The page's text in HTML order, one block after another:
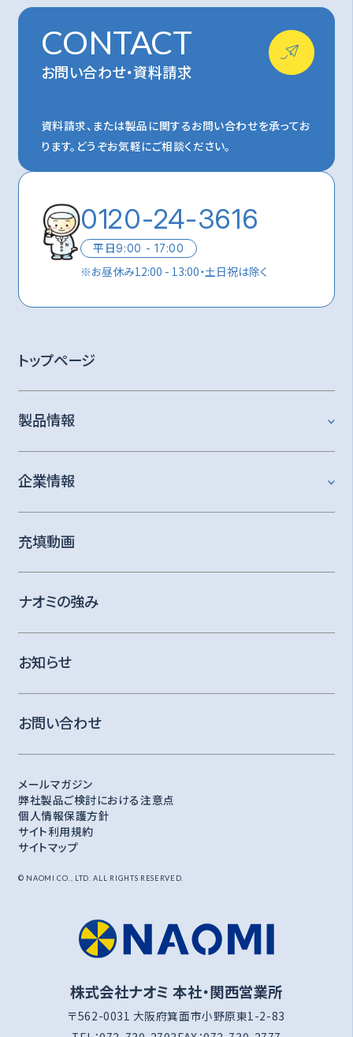
CONTACT
お問い合わせ・資料請求
資料請求、または製品に関するお問い合わせを承ってお
ります。 どうぞお気軽にご相談ください。
0120-24-3616
平日9:00 - 17:00
※お昼休み12:00 - 13:00・土日祝は除く
トップページ
製品情報
企業情報
充填動画
ナオミの強み
お知らせ
お問い合わせ
メールマガジン
弊社製品ご検討における注意点
個人情報保護方針
サイト利用規約
サイトマップ
© NAOMI CO., LTD. ALL RIGHTS RESERVED.
株式会社ナオミ 本社・関西営業所
〒562-0031 大阪府箕面市小野原東1-2-83